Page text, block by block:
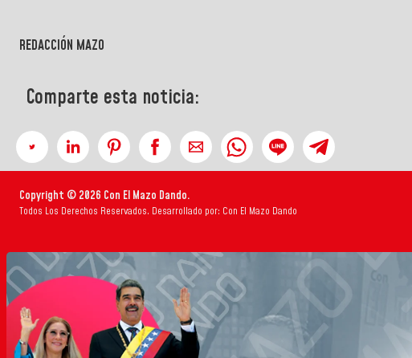
REDACCIÓN MAZO
Comparte esta noticia:
Copyright © 2026 Con El Mazo Dando.
Todos Los Derechos Reservados. Desarrollado por: Con El Mazo Dando